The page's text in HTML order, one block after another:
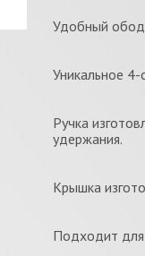
Удобный
Уникальное
Ручка
удержания.
Крышка
Подходит